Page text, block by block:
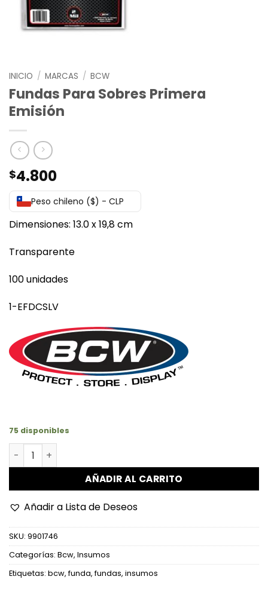
INICIO / MARCAS / BCW
Fundas Para Sobres Primera
Emisión
$4.800
Peso chileno ($) - CLP
Dimensiones: 13.0 x 19,8 cm
Transparente
100 unidades
1-EFDCSLV
75 disponibles
Fundas Para Sobres Primera Emisión cantidad
AÑADIR AL CARRITO
Añadir a Lista de Deseos
SKU: 9901746
Categorías: Bcw, Insumos
Etiquetas: bcw,funda,fundas, insumos